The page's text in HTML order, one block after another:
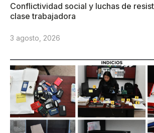
Conflictividad social y luchas de
clase trabajadora
3 agosto, 2026